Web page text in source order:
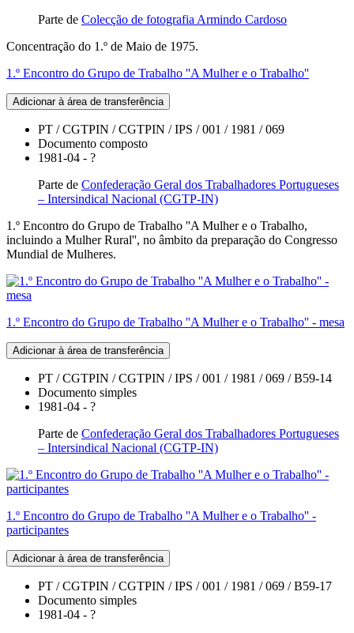
Parte de Colecção de fotografia Armindo Cardoso
Concentração do 1.º de Maio de 1975.
1.º Encontro do Grupo de Trabalho ''A Mulher e o Trabalho''
Adicionar à área de transferência
PT / CGTPIN / CGTPIN / IPS / 001 / 1981 / 069
Documento composto
1981-04 - ?
Parte de Confederação Geral dos Trabalhadores Portugueses
– Intersindical Nacional (CGTP-IN)
1.º Encontro do Grupo de Trabalho ''A Mulher e o Trabalho,
incluindo a Mulher Rural'', no âmbito da preparação do Congresso
Mundial de Mulheres.
1.º Encontro do Grupo de Trabalho ''A Mulher e o Trabalho'' - mesa
Adicionar à área de transferência
PT / CGTPIN / CGTPIN / IPS / 001 / 1981 / 069 / B59-14
Documento simples
1981-04 - ?
Parte de Confederação Geral dos Trabalhadores Portugueses
– Intersindical Nacional (CGTP-IN)
1.º Encontro do Grupo de Trabalho ''A Mulher e o Trabalho'' -
participantes
Adicionar à área de transferência
PT / CGTPIN / CGTPIN / IPS / 001 / 1981 / 069 / B59-17
Documento simples
1981-04 - ?